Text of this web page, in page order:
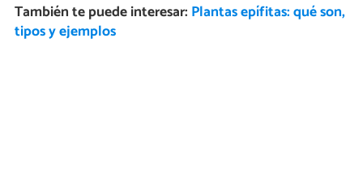
También te puede interesar: Plantas epífitas: qué son,
tipos y ejemplos